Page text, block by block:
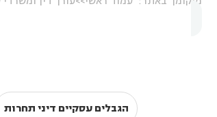
הגבלים עסקיים דיני תחרות